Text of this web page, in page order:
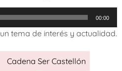
00:00
tema de interés y actualidad.
Cadena Ser Castellón